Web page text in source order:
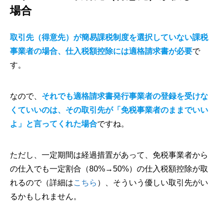
場合
取引先（得意先）が簡易課税制度を選択していない課税
事業者の場合、仕入税額控除には適格請求書が必要で
す。
なので、 それでも適格請求書発行事業者の登録を受けな
くていいのは、その取引先が「免税事業者のままでいい
よ」と言ってくれた場合ですね。
ただし、一定期間は経過措置があって、免税事業者から
の仕入でも一定割合（80%→50%）の仕入税額控除が取
れるので（詳細はこちら ）、そういう優しい取引先がい
るかもしれません。